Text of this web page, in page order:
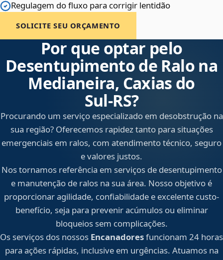
Regulagem do fluxo para corrigir lentidão
SOLICITE SEU ORÇAMENTO
Por que optar pelo
Desentupimento de Ralo na
Medianeira, Caxias do
Sul‑RS?
Procurando um serviço especializado em desobstrução na
sua região? Oferecemos rapidez tanto para situações
emergenciais em ralos, com atendimento técnico, seguro
e valores justos.
Nos tornamos referência em serviços de desentupimento
e manutenção de ralos na sua área. Nosso objetivo é
proporcionar agilidade, confiabilidade e excelente custo-
benefício, seja para prevenir acúmulos ou eliminar
bloqueios sem complicações.
Os serviços dos nossos Encanadoresfuncionam 24 horas
para ações rápidas, inclusive em urgências. Atuamos na